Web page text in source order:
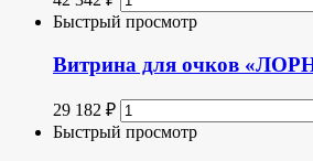
Быстрый просмотр
Витрина для очков
29 182 ₽
Быстрый просмотр